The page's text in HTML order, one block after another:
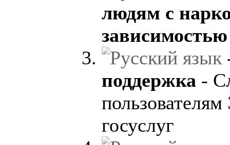
людям с
зависимостью
поддержка -
госуслуг